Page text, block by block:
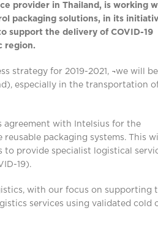
provider in Thailand, is working
packaging solutions, in its
support the delivery of COVID-19
region.
strategy for 2019-2021, ¬we will be
especially in the transportation
agreement with Intelsius for the
packaging systems. This
to provide specialist logistical
19).
with our focus on supporting
services using validated cold